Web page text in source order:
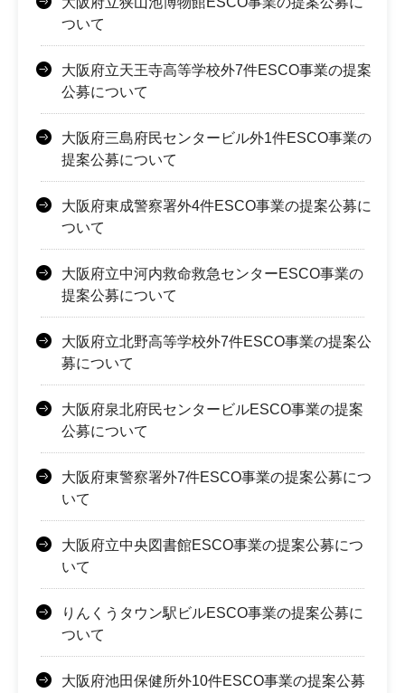
ついて
大阪府立天王寺高等学校外7件ESCO事業の提案
公募について
大阪府三島府民センタービル外1件ESCO事業の
提案公募について
大阪府東成警察署外4件ESCO事業の提案公募に
ついて
大阪府立中河内救命救急センターESCO事業の
提案公募について
大阪府立北野高等学校外7件ESCO事業の提案公
募について
大阪府泉北府民センタービルESCO事業の提案
公募について
大阪府東警察署外7件ESCO事業の提案公募につ
いて
大阪府立中央図書館ESCO事業の提案公募につ
いて
りんくうタウン駅ビルESCO事業の提案公募に
ついて
大阪府池田保健所外10件ESCO事業の提案公募